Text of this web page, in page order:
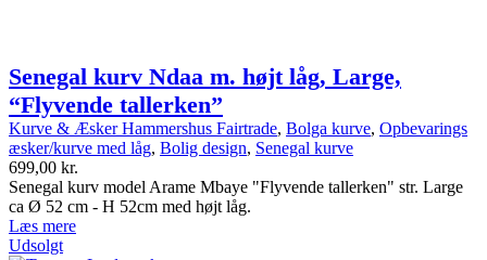
Senegal kurv Ndaa m. højt låg, Large,
“Flyvende tallerken”
Kurve & Æsker Hammershus Fairtrade, Bolga kurve, Opbevarings
æsker/kurve med låg, Bolig design, Senegal kurve
699,00 kr.
Senegal kurv model Arame Mbaye "Flyvende tallerken" str. Large
ca Ø 52 cm - H 52cm med højt låg.
Læs mere
Udsolgt